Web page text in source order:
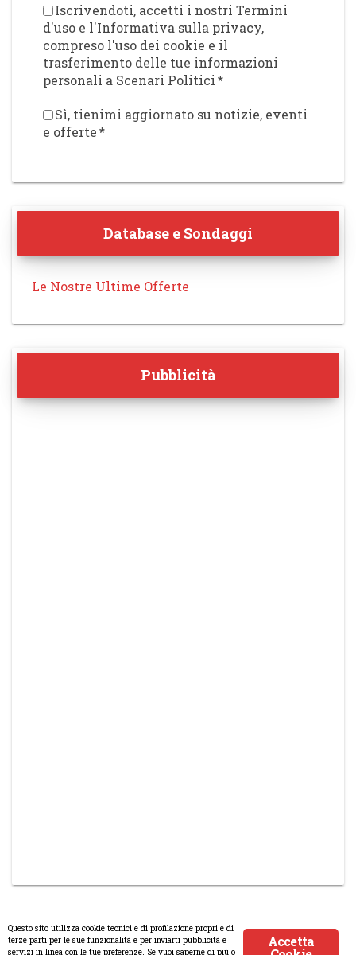
Iscrivendoti, accetti i nostri Termini
d'uso e l'Informativa sulla privacy,
compreso l'uso dei cookie e il
trasferimento delle tue informazioni
personali a Scenari Politici*
Sì, tienimi aggiornato su notizie, eventi
e offerte*
Database e Sondaggi
Le Nostre Ultime Offerte
Pubblicità
Accetta
Questo sito utilizza cookie tecnici e di profilazione propri e di
terze parti per le sue funzionalità e per inviarti pubblicità e
servizi in linea con le tue preferenze. Se vuoi saperne di più o